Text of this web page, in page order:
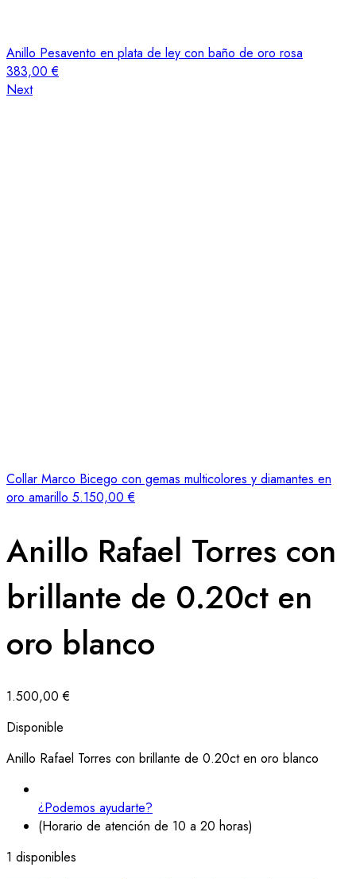
Anillo Pesavento en plata de ley con baño de oro rosa
383,00€
Next
Collar Marco Bicego con gemas multicolores y diamantes en
oro amarillo 5.150,00€
Anillo Rafael Torres con
brillante de 0.20ct en
oro blanco
1.500,00€
Disponible
Anillo Rafael Torres con brillante de 0.20ct en oro blanco
¿Podemos ayudarte?
(Horario de atención de 10 a 20 horas)
1 disponibles